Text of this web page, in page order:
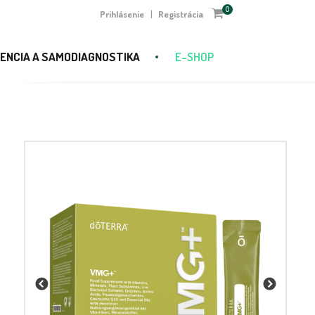
Prihlásenie | Registrácia 0
A SAMODIAGNOSTIKA E-SHOP